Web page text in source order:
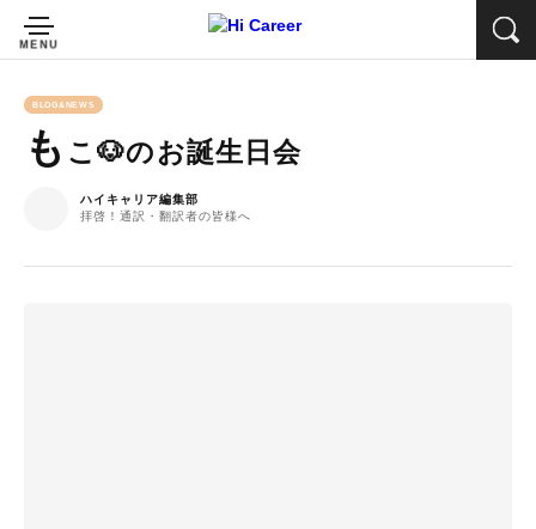
BLOG&NEWS
も こ🐶のお誕生日会
ハイキャリア編集部
拝啓！通訳・翻訳者の皆様へ